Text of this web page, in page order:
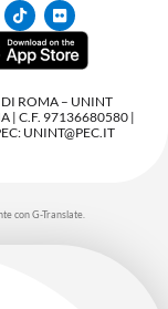
ROMA – UNINT
| C.F. 97136680580 |
UNINT@PEC.IT
con G-Translate.